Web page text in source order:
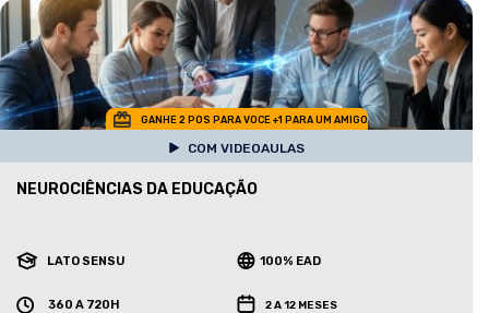
GANHE 2 POS PARA VOCE +1 PARA UM AMIGO
COM VIDEOAULAS
NEUROCIÊNCIAS DA EDUCAÇÃO
LATO SENSU 100% EAD
360 A 720H 2 A 12 MESES